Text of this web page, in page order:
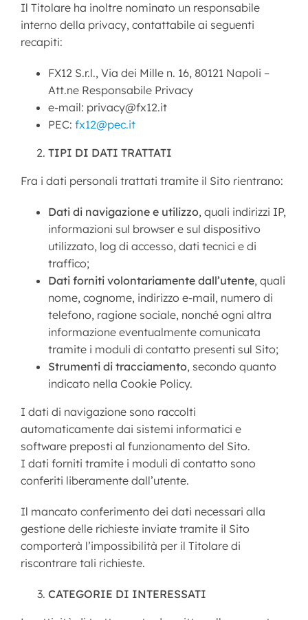
Il Titolare ha inoltre nominato un responsabile
interno della privacy, contattabile ai seguenti
recapiti:
FX12 S.r.l., Via dei Mille n. 16, 80121 Napoli –
Att.ne Responsabile Privacy
e-mail: privacy@fx12.it
PEC: fx12@pec.it
TIPI DI DATI TRATTATI
Fra i dati personali trattati tramite il Sito rientrano:
Dati di navigazione e utilizzo, quali indirizzi IP,
informazioni sul browser e sul dispositivo
utilizzato, log di accesso, dati tecnici e di
traffico;
Dati forniti volontariamente dall’utente, quali
nome, cognome, indirizzo e-mail, numero di
telefono, ragione sociale, nonché ogni altra
informazione eventualmente comunicata
tramite i moduli di contatto presenti sul Sito;
Strumenti di tracciamento, secondo quanto
indicato nella Cookie Policy.
I dati di navigazione sono raccolti
automaticamente dai sistemi informatici e
software preposti al funzionamento del Sito.
I dati forniti tramite i moduli di contatto sono
conferiti liberamente dall’utente.
Il mancato conferimento dei dati necessari alla
gestione delle richieste inviate tramite il Sito
comporterà l’impossibilità per il Titolare di
riscontrare tali richieste.
CATEGORIE DI INTERESSATI